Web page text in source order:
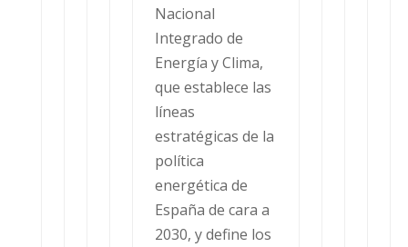
Nacional
Integrado de
Energía y Clima,
que establece las
líneas
estratégicas de la
política
energética de
España de cara a
2030, y define los